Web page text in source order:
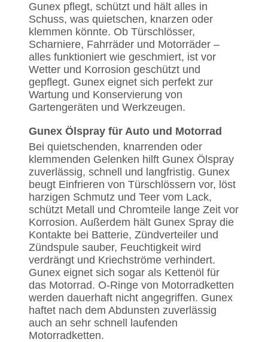
Gunex pflegt, schützt und hält alles in
Schuss, was quietschen, knarzen oder
klemmen könnte. Ob Türschlösser,
Scharniere, Fahrräder und Motorräder –
alles funktioniert wie geschmiert, ist vor
Wetter und Korrosion geschützt und
gepflegt. Gunex eignet sich perfekt zur
Wartung und Konservierung von
Gartengeräten und Werkzeugen.
Gunex Ölspray für Auto und Motorrad
Bei quietschenden, knarrenden oder
klemmenden Gelenken hilft Gunex Ölspray
zuverlässig, schnell und langfristig. Gunex
beugt Einfrieren von Türschlössern vor, löst
harzigen Schmutz und Teer vom Lack,
schützt Metall und Chromteile lange Zeit vor
Korrosion. Außerdem hält Gunex Spray die
Kontakte bei Batterie, Zündverteiler und
Zündspule sauber, Feuchtigkeit wird
verdrängt und Kriechströme verhindert.
Gunex eignet sich sogar als Kettenöl für
das Motorrad. O-Ringe von Motorradketten
werden dauerhaft nicht angegriffen. Gunex
haftet nach dem Abdunsten zuverlässig
auch an sehr schnell laufenden
Motorradketten.